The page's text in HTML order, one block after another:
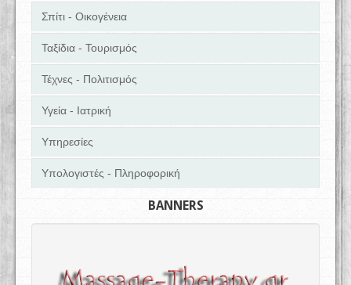
Σπίτι - Οικογένεια
Ταξίδια - Τουρισμός
Τέχνες - Πολιτισμός
Υγεία - Ιατρική
Υπηρεσίες
Υπολογιστές - Πληροφορική
BANNERS